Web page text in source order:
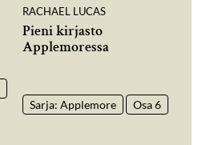
RACHAEL LUCAS
Pieni kirjasto
Applemoressa
Sarja: Applemore Osa 6